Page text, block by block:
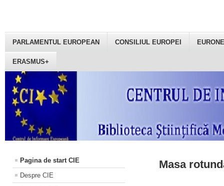
PARLAMENTUL EUROPEAN CONSILIUL EUROPEI
ERASMUS+
Pagina de start CIE
Despre CIE
Masa